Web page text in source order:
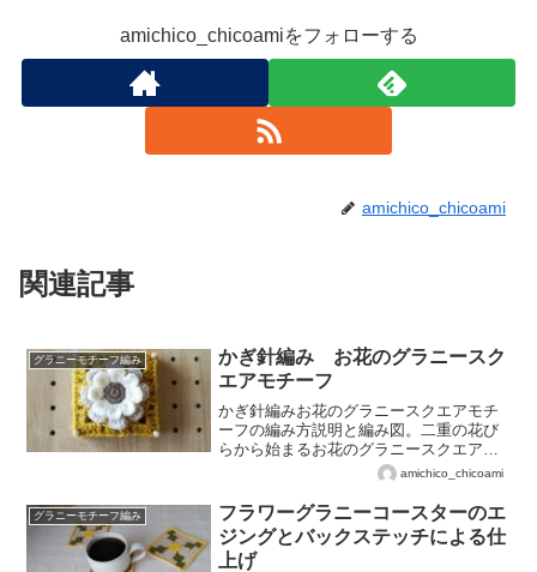
amichico_chicoamiをフォローする
amichico_chicoami
関連記事
グラニーモチーフ編み
かぎ針編み お花のグラニースク
エアモチーフ
かぎ針編みお花のグラニースクエアモチ
ーフの編み方説明と編み図。二重の花び
らから始まるお花のグラニースクエアモ
チーフ*。数回に分けてポストします♡
amichico_chicoami
グラニーモチーフ編み
フラワーグラニーコースターのエ
ジングとバックステッチによる仕
上げ